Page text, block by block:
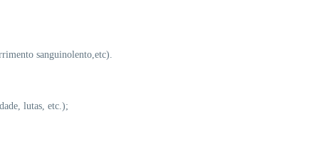
sanguinolento,etc).
lutas, etc.);